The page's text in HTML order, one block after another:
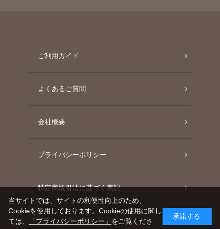
ご利用ガイド
よくあるご質問
会社概要
プライバシーポリシー
特定商取引法に基づく表記
当サイトでは、サイトの利便性向上のため、
Cookieを使用しております。Cookieの使用に関し
ては、
「プライバシーポリシー」 をご覧くださ
承諾する